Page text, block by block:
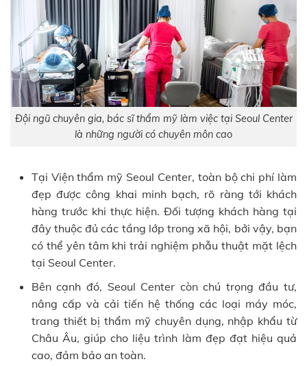
Đội ngũ chuyên gia, bác sĩ thẩm mỹ làm việc tại Seoul Center
là những người có chuyên môn cao
Tại Viện thẩm mỹ Seoul Center, toàn bộ chi phí làm
đẹp được công khai minh bạch, rõ ràng tới khách
hàng trước khi thực hiện. Đối tượng khách hàng tại
đây thuộc đủ các tầng lớp trong xã hội, bởi vậy, bạn
có thể yên tâm khi trải nghiệm phẫu thuật mặt lệch
tại Seoul Center.
Bên cạnh đó, Seoul Center còn chú trọng đầu tư,
nâng cấp và cải tiến hệ thống các loại máy móc,
trang thiết bị thẩm mỹ chuyên dụng, nhập khẩu từ
Châu Âu, giúp cho liệu trình làm đẹp đạt hiệu quả
cao, đảm bảo an toàn.